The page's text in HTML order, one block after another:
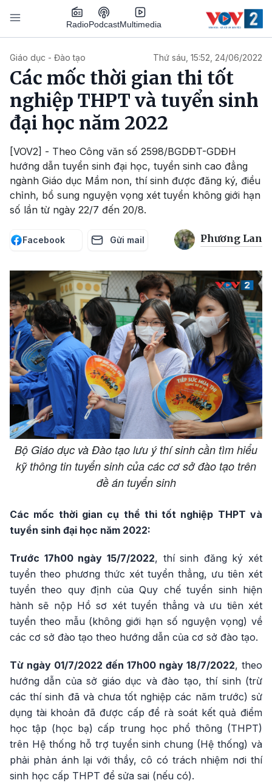
Nhảy đến nội dung
RadioPodcastMultimedia
Giáo dục - Đào tạo Thứ sáu, 15:52, 24/06/2022
Các mốc thời gian thi tốt
nghiệp THPT và tuyển sinh
đại học năm 2022
[VOV2] - Theo Công văn số 2598/BGDĐT-GDĐH
hướng dẫn tuyển sinh đại học, tuyển sinh cao đẳng
ngành Giáo dục Mầm non, thí sinh được đăng ký, điều
chỉnh, bổ sung nguyện vọng xét tuyển không giới hạn
số lần từ ngày 22/7 đến 20/8.
Facebook Gửi mail Phương Lan
Bộ Giáo dục và Đào tạo lưu ý thí sinh cần tìm hiểu
kỹ thông tin tuyển sinh của các cơ sở đào tạo trên
đề án tuyển sinh
Các mốc thời gian cụ thể thi tốt nghiệp THPT và
tuyển sinh đại học năm 2022:
Trước 17h00 ngày 15/7/2022, thí sinh đăng ký xét
tuyển theo phương thức xét tuyển thẳng, ưu tiên xét
tuyển theo quy định của Quy chế tuyển sinh hiện
hành sẽ nộp Hồ sơ xét tuyển thẳng và ưu tiên xét
tuyển theo mẫu (không giới hạn số nguyện vọng) về
các cơ sở đào tạo theo hướng dẫn của cơ sở đào tạo.
Từ ngày 01/7/2022 đến 17h00 ngày 18/7/2022, theo
hướng dẫn của sở giáo dục và đào tạo, thí sinh (trừ
các thí sinh đã và chưa tốt nghiệp các năm trước) sử
dụng tài khoản đã được cấp để rà soát kết quả điểm
học tập (học bạ) cấp trung học phổ thông (THPT)
trên Hệ thống hỗ trợ tuyển sinh chung (Hệ thống) và
phải phản ánh lại với thầy, cô có trách nhiệm nơi thí
sinh học cấp THPT để sửa sai (nếu có).